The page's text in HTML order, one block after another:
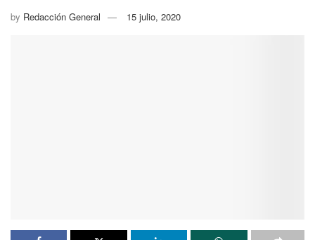
by Redacción General 15 julio, 2020